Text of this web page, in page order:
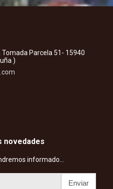
Tomada Parcela 51- 15940
)
novedades
informado...
Enviar